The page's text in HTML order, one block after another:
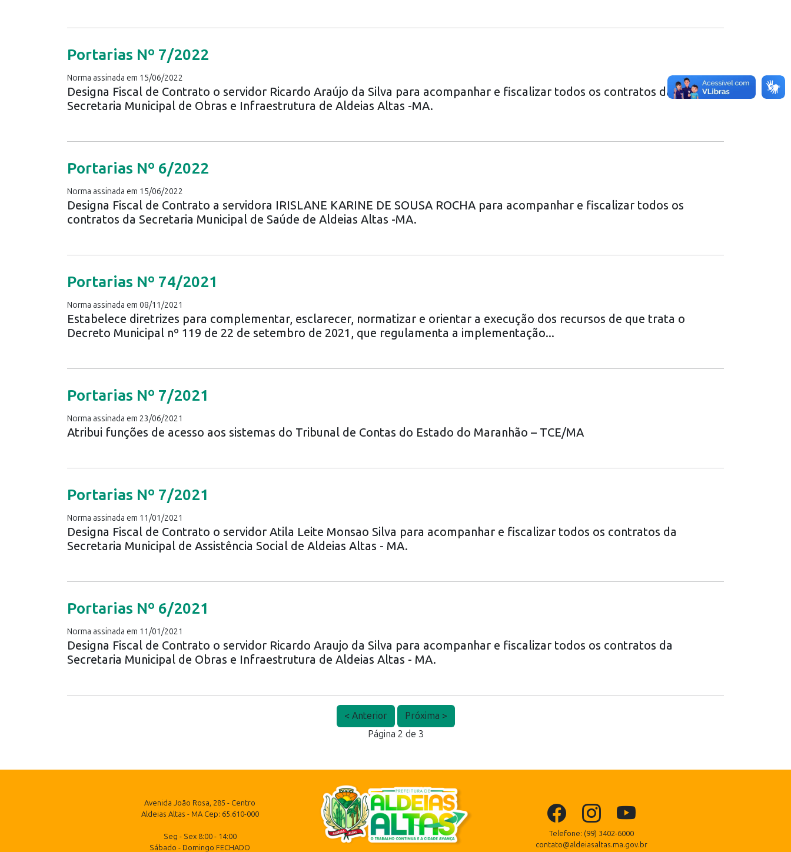
Portarias Nº 7/2022
Norma assinada em 15/06/2022
Designa Fiscal de Contrato o servidor Ricardo Araújo da Silva para acompanhar e fiscalizar todos os contratos da
Secretaria Municipal de Obras e Infraestrutura de Aldeias Altas -MA.
Portarias Nº 6/2022
Norma assinada em 15/06/2022
Designa Fiscal de Contrato a servidora IRISLANE KARINE DE SOUSA ROCHA para acompanhar e fiscalizar todos os
contratos da Secretaria Municipal de Saúde de Aldeias Altas -MA.
Portarias Nº 74/2021
Norma assinada em 08/11/2021
Estabelece diretrizes para complementar, esclarecer, normatizar e orientar a execução dos recursos de que trata o
Decreto Municipal nº 119 de 22 de setembro de 2021, que regulamenta a implementação...
Portarias Nº 7/2021
Norma assinada em 23/06/2021
Atribui funções de acesso aos sistemas do Tribunal de Contas do Estado do Maranhão – TCE/MA
Portarias Nº 7/2021
Norma assinada em 11/01/2021
Designa Fiscal de Contrato o servidor Atila Leite Monsao Silva para acompanhar e fiscalizar todos os contratos da
Secretaria Municipal de Assistência Social de Aldeias Altas - MA.
Portarias Nº 6/2021
Norma assinada em 11/01/2021
Designa Fiscal de Contrato o servidor Ricardo Araujo da Silva para acompanhar e fiscalizar todos os contratos da
Secretaria Municipal de Obras e Infraestrutura de Aldeias Altas - MA.
< Anterior
Próxima >
Página 2 de 3
Avenida João Rosa, 285 - Centro
Aldeias Altas - MA Cep: 65.610-000
Seg - Sex 8:00 - 14:00
Sábado - Domingo FECHADO
Telefone: (99) 3402-6000
contato@aldeiasaltas.ma.gov.br